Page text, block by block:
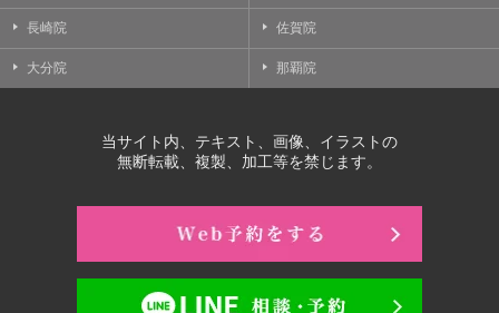
長崎院 佐賀院
大分院 那覇院
当サイト内、テキスト、画像、イラストの
無断転載、複製、加工等を禁じます。